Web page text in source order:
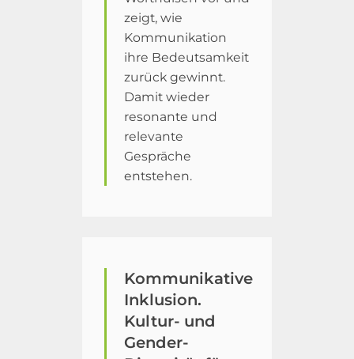
zeigt, wie
Kommunikation
ihre Bedeutsamkeit
zurück gewinnt.
Damit wieder
resonante und
relevante
Gespräche
entstehen.
Kommunikative
Inklusion.
Kultur- und
Gender-